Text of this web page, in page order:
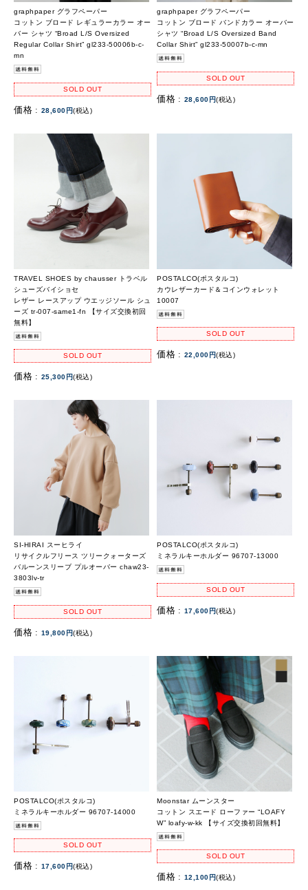
graphpaper グラフペーパー
コットン ブロード レギュラーカラー オー
バー シャツ “Broad L/S Oversized
Regular Collar Shirt” gl233-50006b-c-
mn
SOLD OUT
価格 : 28,600円(税込)
graphpaper グラフペーパー
コットン ブロード バンドカラー オーバー
シャツ “Broad L/S Oversized Band
Collar Shirt” gl233-50007b-c-mn
SOLD OUT
価格 : 28,600円(税込)
TRAVEL SHOES by chausser トラベル
シューズバイショセ
レザー レースアップ ウエッジソール シュ
ーズ tr-007-same1-fn 【サイズ交換初回
無料】
SOLD OUT
価格 : 25,300円(税込)
POSTALCO(ポスタルコ)
カウレザーカード＆コインウォレット
10007
SOLD OUT
価格 : 22,000円(税込)
SI-HIRAI スーヒライ
リサイクルフリース ツリークォーターズ
バルーンスリーブ プルオーバー chaw23-
3803lv-tr
SOLD OUT
価格 : 19,800円(税込)
POSTALCO(ポスタルコ)
ミネラルキーホルダー 96707-13000
SOLD OUT
価格 : 17,600円(税込)
POSTALCO(ポスタルコ)
ミネラルキーホルダー 96707-14000
SOLD OUT
価格 : 17,600円(税込)
Moonstar ムーンスター
コットン スエード ローファー “LOAFY
W” loafy-w-kk 【サイズ交換初回無料】
SOLD OUT
価格 : 12,100円(税込)